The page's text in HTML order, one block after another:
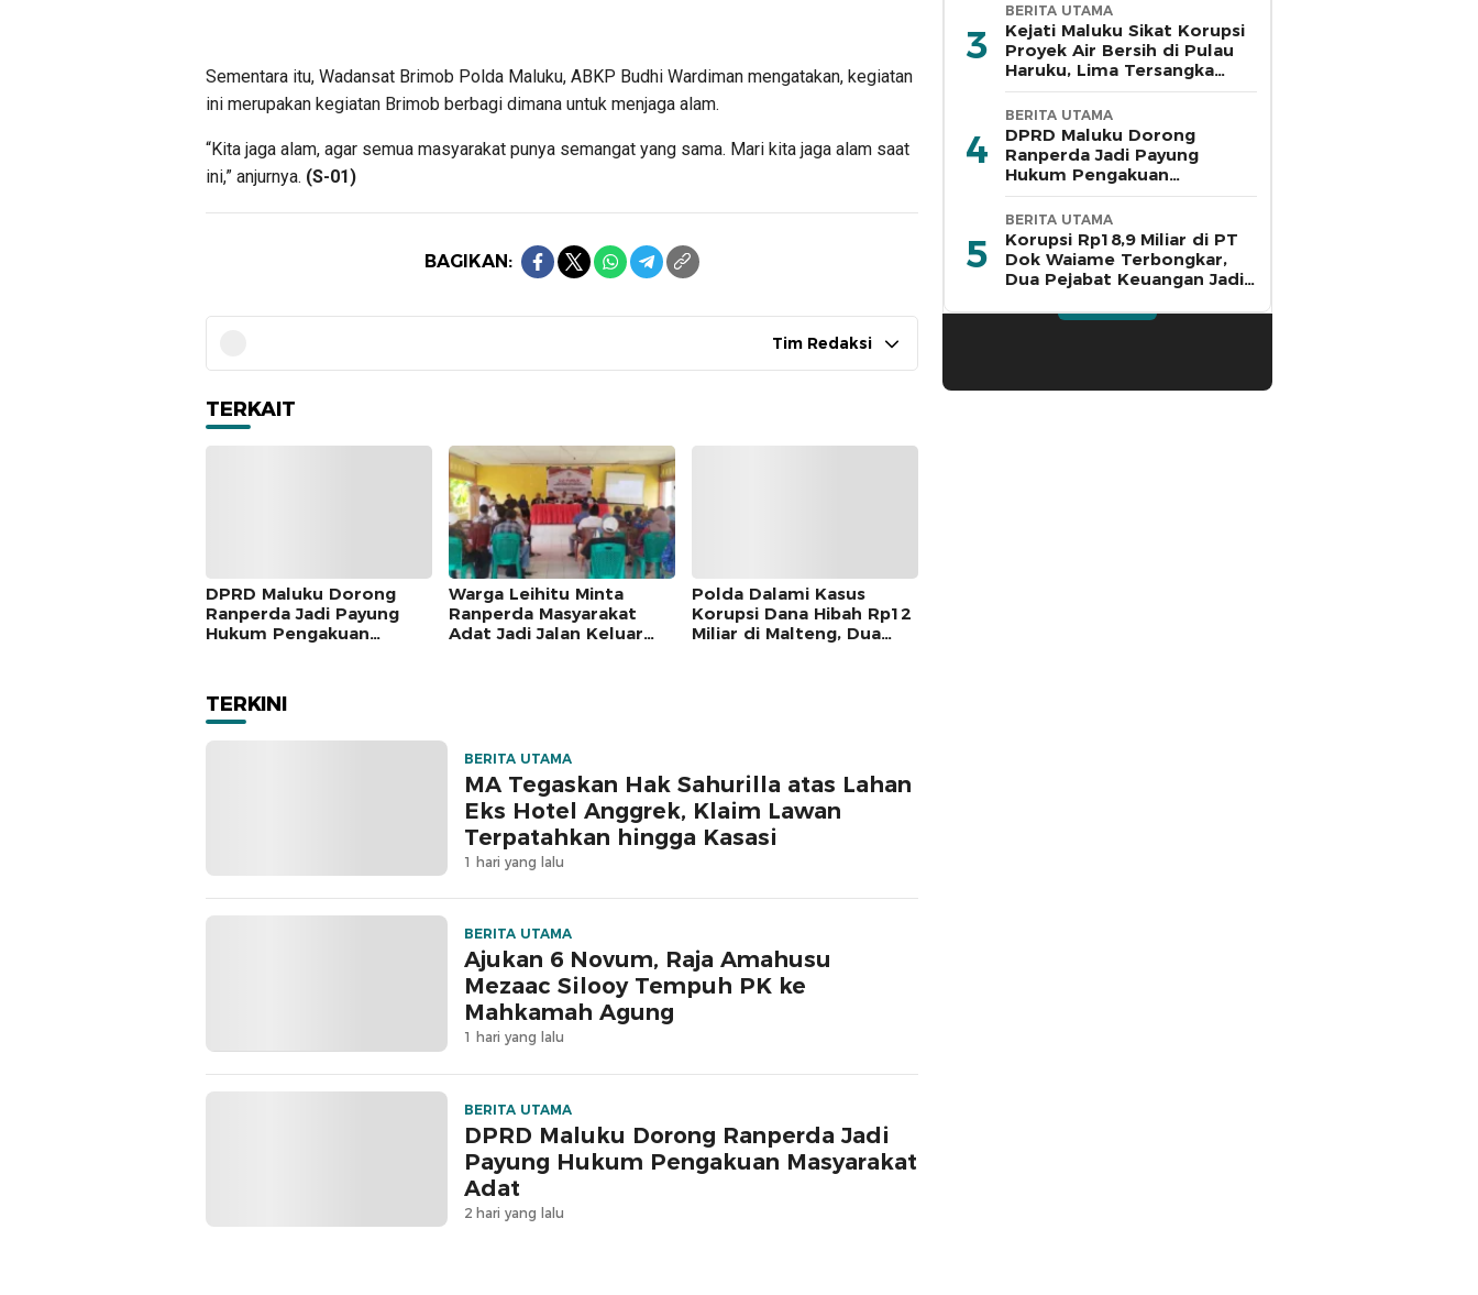
Sementara itu, Wadansat Brimob Polda Maluku, ABKP Budhi Wardiman mengatakan, kegiatan
ini merupakan kegiatan Brimob berbagi dimana untuk menjaga alam.
“Kita jaga alam, agar semua masyarakat punya semangat yang sama. Mari kita jaga alam saat
ini,” anjurnya. (S-01)
BAGIKAN:
Tim Redaksi
TERKAIT
DPRD Maluku Dorong
Ranperda Jadi Payung
Hukum Pengakuan
Warga Leihitu Minta
Ranperda Masyarakat
Adat Jadi Jalan Keluar
Polda Dalami Kasus
Korupsi Dana Hibah Rp12
Miliar di Malteng, Dua
TERKINI
BERITA UTAMA
MA Tegaskan Hak Sahurilla atas Lahan
Eks Hotel Anggrek, Klaim Lawan
Terpatahkan hingga Kasasi
1 hari yang lalu
BERITA UTAMA
Ajukan 6 Novum, Raja Amahusu
Mezaac Silooy Tempuh PK ke
Mahkamah Agung
1 hari yang lalu
BERITA UTAMA
DPRD Maluku Dorong Ranperda Jadi
Payung Hukum Pengakuan Masyarakat
Adat
2 hari yang lalu
3
BERITA UTAMA
Kejati Maluku Sikat Korupsi
Proyek Air Bersih di Pulau
Haruku, Lima Tersangka
Ditahan
4
BERITA UTAMA
DPRD Maluku Dorong
Ranperda Jadi Payung
Hukum Pengakuan
Masyarakat Adat
5
BERITA UTAMA
Korupsi Rp18,9 Miliar di PT
Dok Waiame Terbongkar,
Dua Pejabat Keuangan Jadi